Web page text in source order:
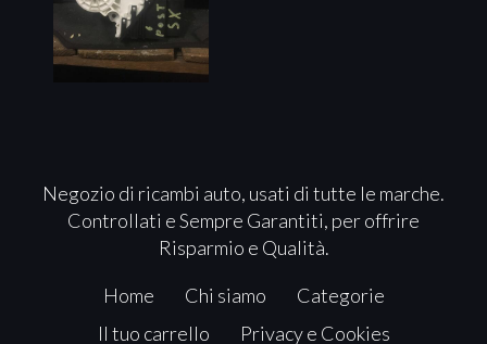
Negozio di ricambi auto, usati di tutte le marche.
Controllati e Sempre Garantiti, per offrire
Risparmio e Qualità.
Home Chi siamo
Categorie
Il tuo carrello
Privacy e Cookies